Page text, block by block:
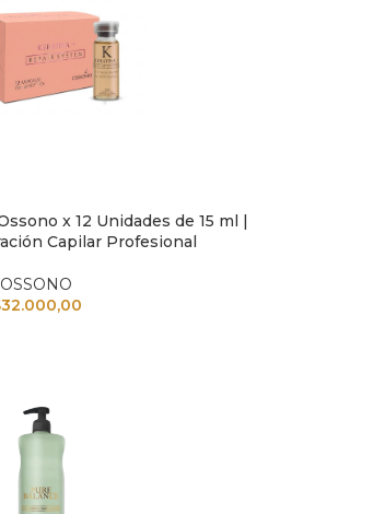
x 12 Unidades de 15 ml |
Capilar Profesional
OSSONO
32.000,00